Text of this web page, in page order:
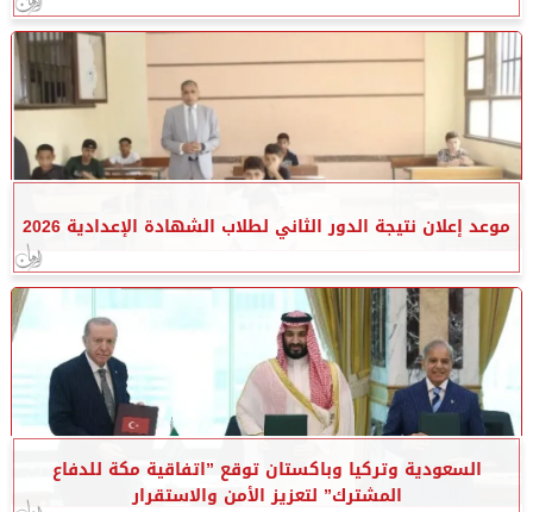
موعد إعلان نتيجة الدور الثاني لطلاب الشهادة الإعدادية 2026
السعودية وتركيا وباكستان توقع ”اتفاقية مكة للدفاع
المشترك” لتعزيز الأمن والاستقرار